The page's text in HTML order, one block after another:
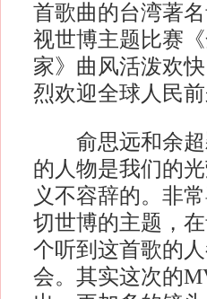
首歌曲的台湾著
视世博主题比赛
家》曲风活泼欢
烈欢迎全球人民
俞思远和余超
的人物是我们的
义不容辞的。非
切世博的主题，
个听到这首歌的
会。其实这次的